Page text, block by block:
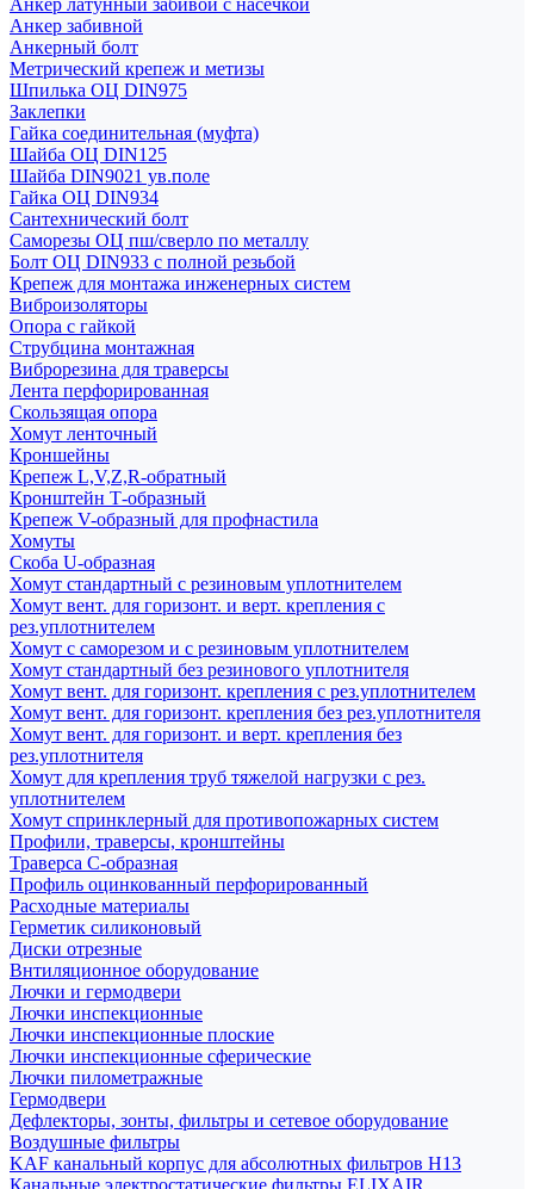
Анкер латунный забивой с насечкой
Анкер забивной
Анкерный болт
Метрический крепеж и метизы
Шпилька ОЦ DIN975
Заклепки
Гайка соединительная (муфта)
Шайба ОЦ DIN125
Шайба DIN9021 ув.поле
Гайка ОЦ DIN934
Сантехнический болт
Саморезы ОЦ пш/сверло по металлу
Болт ОЦ DIN933 с полной резьбой
Крепеж для монтажа инженерных систем
Виброизоляторы
Опора с гайкой
Струбцина монтажная
Виброрезина для траверсы
Лента перфорированная
Скользящая опора
Хомут ленточный
Кроншейны
Крепеж L,V,Z,R-обратный
Кронштейн Т-образный
Крепеж V-образный для профнастила
Хомуты
Скоба U-образная
Хомут стандартный с резиновым уплотнителем
Хомут вент. для горизонт. и верт. крепления с
рез.уплотнителем
Хомут с саморезом и с резиновым уплотнителем
Хомут стандартный без резинового уплотнителя
Хомут вент. для горизонт. крепления с рез.уплотнителем
Хомут вент. для горизонт. крепления без рез.уплотнителя
Хомут вент. для горизонт. и верт. крепления без
рез.уплотнителя
Хомут для крепления труб тяжелой нагрузки с рез.
уплотнителем
Хомут спринклерный для противопожарных систем
Профили, траверсы, кронштейны
Траверса С-образная
Профиль оцинкованный перфорированный
Расходные материалы
Герметик силиконовый
Диски отрезные
Внтиляционное оборудование
Лючки и гермодвери
Лючки инспекционные
Лючки инспекционные плоские
Лючки инспекционные сферические
Лючки пилометражные
Гермодвери
Дефлекторы, зонты, фильтры и сетевое оборудование
Воздушные фильтры
KAF канальный корпус для абсолютных фильтров H13
Канальные электростатические фильтры ELIXAIR